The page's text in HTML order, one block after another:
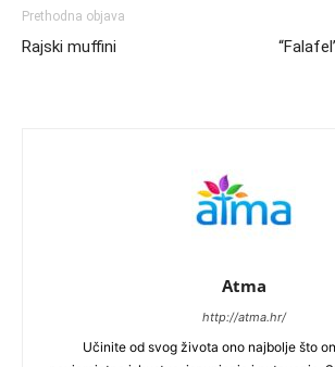
Prethodna objava
Rajski muffini
Atma
http://atma.hr/
Učinite od svog života ono najbolje što